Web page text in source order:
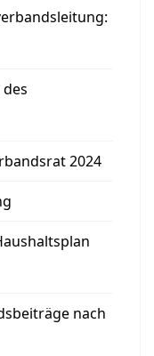
2024
nach